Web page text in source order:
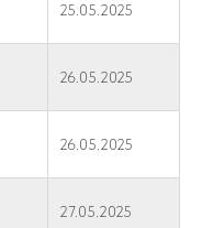
25.05.2025
26.05.2025
26.05.2025
27.05.2025